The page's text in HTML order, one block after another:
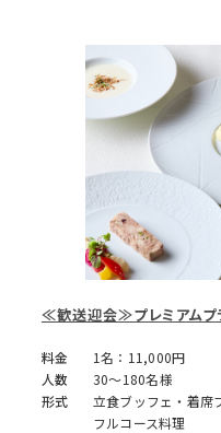
≪歓送迎会≫プレミアムプ
料金
1名：11,000円
人数
30～180名様
形式
立食ブッフェ・着席
フルコース料理